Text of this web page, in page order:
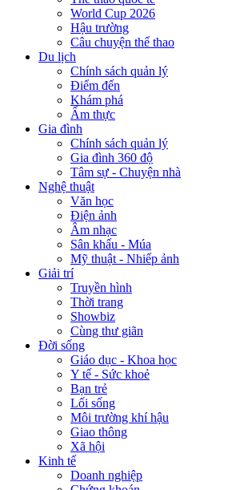
World Cup 2026
Hậu trường
Câu chuyện thể thao
Du lịch
Chính sách quản lý
Điểm đến
Khám phá
Ẩm thực
Gia đình
Chính sách quản lý
Gia đình 360 độ
Tâm sự - Chuyện nhà
Nghệ thuật
Văn học
Điện ảnh
Âm nhạc
Sân khấu - Múa
Mỹ thuật - Nhiếp ảnh
Giải trí
Truyền hình
Thời trang
Showbiz
Cùng thư giãn
Đời sống
Giáo dục - Khoa học
Y tế - Sức khoẻ
Bạn trẻ
Lối sống
Môi trường khí hậu
Giao thông
Xã hội
Kinh tế
Doanh nghiệp